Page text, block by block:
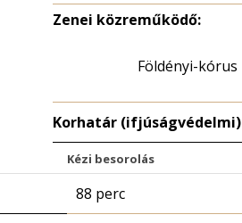
Zenei közreműködő:
Földényi-kórus
Korhatár (ifjúságvédelmi)
Kézi besorolás
88 perc